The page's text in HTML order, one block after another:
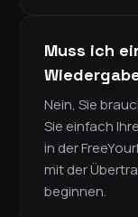
Muss ich
Nein, Sie
Sie einfach
in der
mit der
beginnen.